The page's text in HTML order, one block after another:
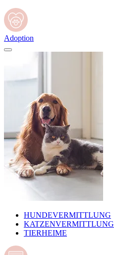
Adoption
HUNDEVERMITTLUNG
KATZENVERMITTLUNG
TIERHEIME